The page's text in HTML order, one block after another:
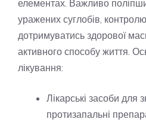
елементах. Важливо
уражених суглобів,
дотримуватись здорової
активного способу життя.
лікування:
Лікарські засоби для
протизапальні